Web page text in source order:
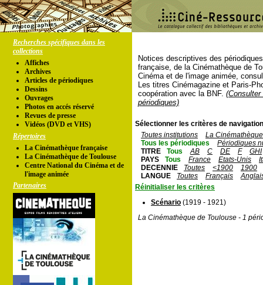
Recherches spécifiques dans les
collections
Affiches
Archives
Articles de périodiques
Dessins
Ouvrages
Photos en accés réservé
Revues de presse
Vidéos (DVD et VHS)
Répertoires
La Cinémathèque française
La Cinémathèque de Toulouse
Centre National du Cinéma et de
l'image animée
Partenaires
Notices descriptives des
française, de la Cinémathèque de
Cinéma et de l'image animée,
Les titres Cinémagazine et Paris-
coopération avec la BNF.
périodiques)
Sélectionner les critères de
Toutes institutions
La
Tous les périodiques
Périodiques
TITRE
Tous AB C DE F
GHI
PAYS
Tous France Etats-Unis
DECENNIE
Toutes <1900
1900
LANGUE
Toutes Français
Réinitialiser les critères
Scénario (1919 - 1921)
La Cinémathèque de Toulouse - 1